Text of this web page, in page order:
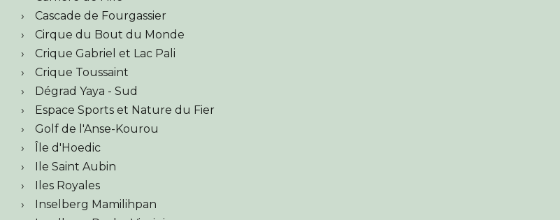
Cascade de Fourgassier
Cirque du Bout du Monde
Crique Gabriel et Lac Pali
Crique Toussaint
Dégrad Yaya - Sud
Espace Sports et Nature du Fier
Golf de l'Anse-Kourou
Île d'Hoedic
Ile Saint Aubin
Iles Royales
Inselberg Mamilihpan